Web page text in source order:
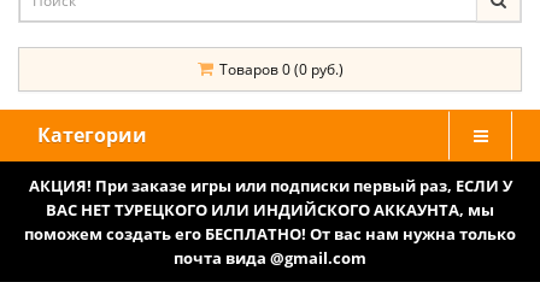
Товаров 0 (0 руб.)
Категории
АКЦИЯ! При заказе игры или подписки первый раз, ЕСЛИ У
ВАС НЕТ ТУРЕЦКОГО ИЛИ ИНДИЙСКОГО АККАУНТА, мы
поможем создать его БЕСПЛАТНО! От вас нам нужна только
почта вида @gmail.com